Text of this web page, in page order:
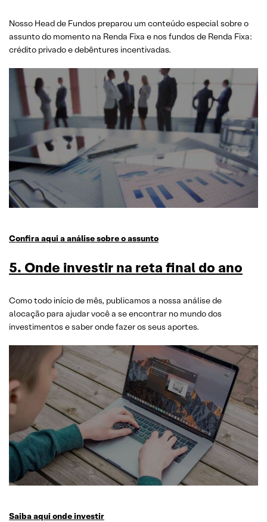
Nosso Head de Fundos preparou um conteúdo especial sobre o
assunto do momento na Renda Fixa e nos fundos de Renda Fixa:
crédito privado e debêntures incentivadas.
Confira aqui a análise sobre o assunto
5. Onde investir na reta final do ano
Como todo início de mês, publicamos a nossa análise de
alocação para ajudar você a se encontrar no mundo dos
investimentos e saber onde fazer os seus aportes.
Saiba aqui onde investir